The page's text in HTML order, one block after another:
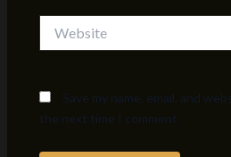
Save my name, email, and
the next time I comment.